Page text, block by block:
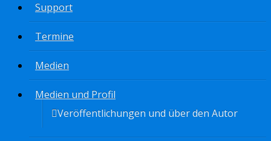
Support
Termine
Medien
Medien und Profil
Veröffentlichungen und über den Autor